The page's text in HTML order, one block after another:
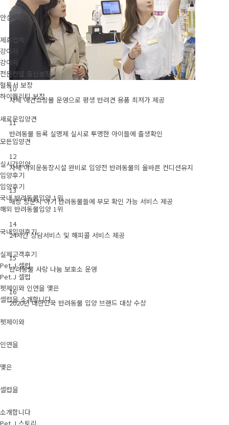
안심배송
제휴업체
강아지
강아지
전문켄넬 출신보장
혈통서 보장
하이퀄리티 보장
새로운입양견
모든입양견
실시간입양
입양후기
입양후기
국내 반려동물입양 1위
해외 반려동물입양 1위
국내입양후기
실제고객후기
Pet.J 셀럽
Pet.J 셀럽
펫제이와 인연을 맺은
셀럽을 소개합니다.
펫제이와
인연을
맺은
셀럽을
소개합니다
10
자체 애견쇼핑몰 운영으로 평생 반려견 용품 최저가 제공
11
반려동물 등록 실명제 실시로 투명한 아이들에 출생확인
12
자체 야외운동장시설 완비로 입양전 반려동물의 올바른 컨디션유지
13
매장 방문시 아기 반려동물들에 부모 확인 가능 서비스 제공
14
24시간 상담서비스 및 해피콜 서비스 제공
15
반려동물 사랑 나눔 보호소 운영
16
2020년 대한민국 반려동물 입양 브랜드 대상 수상